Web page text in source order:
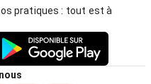
pratiques : tout est à